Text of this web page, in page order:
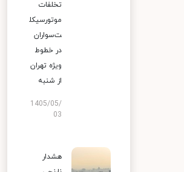
تخلفات
موتورسیکل
ت‌سواران
در خطوط
ویژه تهران
از شنبه
1405/05/
03
هشدار